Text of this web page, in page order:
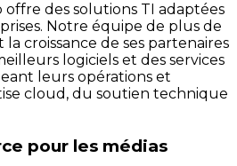
offre des solutions TI adaptées
Notre équipe de plus de
croissance de ses partenaires
logiciels et des services
leurs opérations et
cloud, du soutien technique
pour les médias